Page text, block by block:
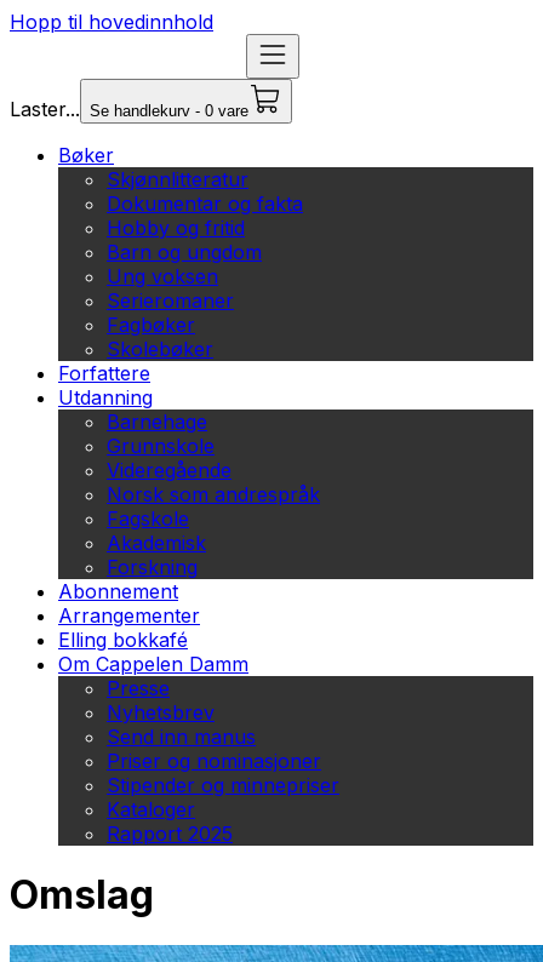
Hopp til hovedinnhold
Laster... Se handlekurv - 0 vare
Bøker
Skjønnlitteratur
Dokumentar og fakta
Hobby og fritid
Barn og ungdom
Ung voksen
Serieromaner
Fagbøker
Skolebøker
Forfattere
Utdanning
Barnehage
Grunnskole
Videregående
Norsk som andrespråk
Fagskole
Akademisk
Forskning
Abonnement
Arrangementer
Elling bokkafé
Om Cappelen Damm
Presse
Nyhetsbrev
Send inn manus
Priser og nominasjoner
Stipender og minnepriser
Kataloger
Rapport 2025
Omslag